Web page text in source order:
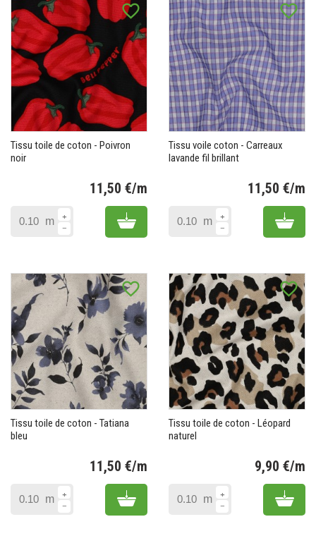
favorite_border
Tissu toile de coton - Poivron
noir
11,50 €/m
m Add to cart
favorite_border
Tissu voile coton - Carreaux
lavande fil brillant
11,50 €/m
m Add
favorite_border
Tissu toile de coton - Tatiana
bleu
11,50 €/m
m Add to cart
favorite_border
Tissu toile de coton - Léopard
naturel
9,90 €/m
m Add